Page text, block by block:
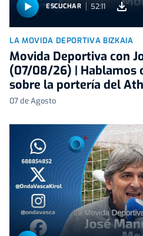
ESCUCHAR 52:11
LA MOVIDA DEPORTIVA BIZKAIA
Movida Deportiva con
(07/08/26) | Hablamos
sobre la portería del
07 de Agosto